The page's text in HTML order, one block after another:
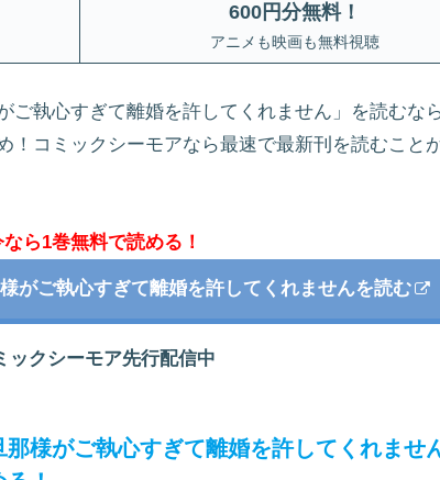
600円分無料！
アニメも映画も無料視聴
ご執心すぎて離婚を許してくれません」を読むな
！コミックシーモアなら最速で最新刊を読むこと
なら1巻無料で読める！
がご執心すぎて離婚を許してくれませんを読む
ックシーモア先行配信中
様がご執心すぎて離婚を許してくれませ